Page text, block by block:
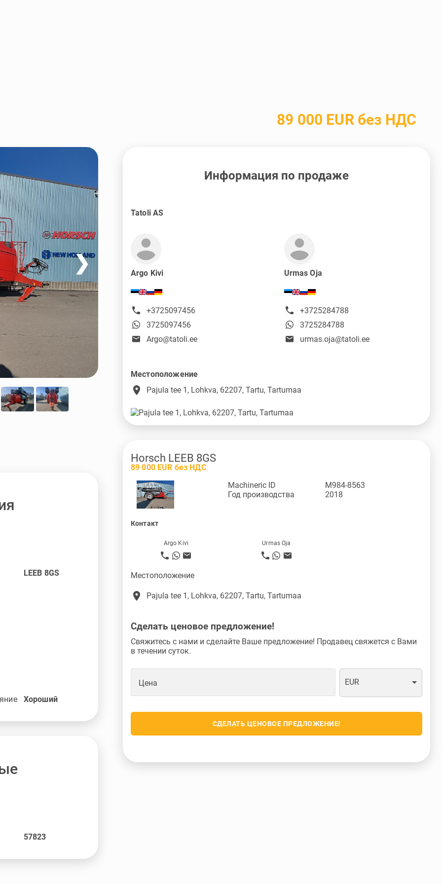
89 000 EUR без НДС
❯
LEEB 8GS
Хороший
57823
Информация по продаже
Tatoli AS
Argo Kivi
+3725097456
3725097456
Argo@tatoli.ee
Urmas Oja
+3725284788
3725284788
urmas.oja@tatoli.ee
Местоположение
place Pajula tee 1, Lohkva, 62207, Tartu, Tartumaa
Horsch LEEB 8GS
89 000 EUR без НДС
Machineric ID
M984-8563
Год производства
2018
Контакт
Argo Kivi Urmas Oja
Местоположение
place Pajula tee 1, Lohkva, 62207, Tartu, Tartumaa
Сделать ценовое предложение!
Свяжитесь с нами и сделайте Ваше предложение! Продавец свяжется с Вами
в течении суток.
Цена EUR
СДЕЛАТЬ ЦЕНОВОЕ ПРЕДЛОЖЕНИЕ!